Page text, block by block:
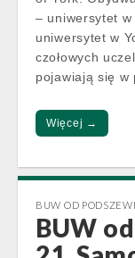
‒ uniwersytet w
uniwersytet w
czołowych
pojawiają się w
Więcej →
BUW OD
BUW